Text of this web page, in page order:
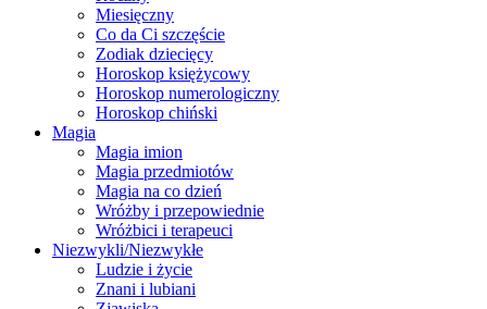
Miesięczny
Co da Ci szczęście
Zodiak dziecięcy
Horoskop księżycowy
Horoskop numerologiczny
Horoskop chiński
Magia
Magia imion
Magia przedmiotów
Magia na co dzień
Wróżby i przepowiednie
Wróżbici i terapeuci
Niezwykli/Niezwykłe
Ludzie i życie
Znani i lubiani